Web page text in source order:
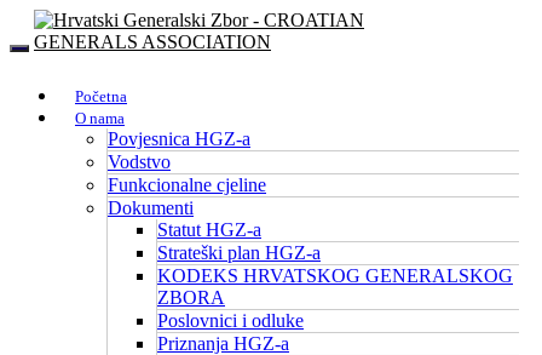
Početna
O nama
Povjesnica HGZ-a
Vodstvo
Funkcionalne cjeline
Dokumenti
Statut HGZ-a
Strateški plan HGZ-a
KODEKS HRVATSKOG GENERALSKOG
ZBORA
Poslovnici i odluke
Priznanja HGZ-a